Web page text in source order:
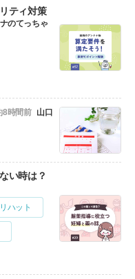
ティ対策
のてっちゃ
8時間前 山口
い時は？
ハット